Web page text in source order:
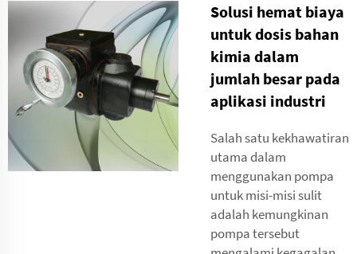
Solusi hemat biaya
untuk dosis bahan
kimia dalam
jumlah besar pada
aplikasi industri
Salah satu kekhawatiran
utama dalam
menggunakan pompa
untuk misi-misi sulit
adalah kemungkinan
pompa tersebut